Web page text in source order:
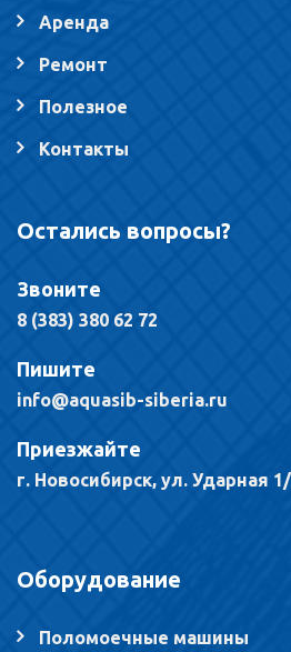
Аренда
Ремонт
Полезное
Контакты
Остались вопросы?
Звоните
8 (383) 380 62 72
Пишите
info@aquasib-siberia.ru
Приезжайте
г. Новосибирск, ул. Ударная
Оборудование
Поломоечные машины